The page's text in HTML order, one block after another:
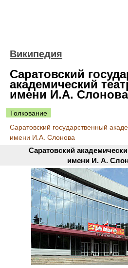
Википедия
Саратовский
академический
имени И.А. Слонова
Толкование
Саратовский государственный
имени И.А. Слонова
Саратовский
имени И. А.